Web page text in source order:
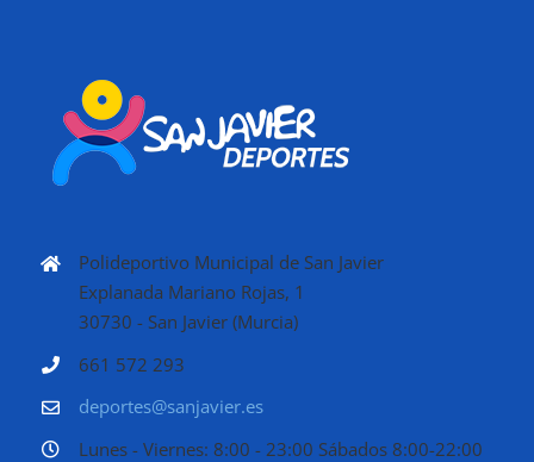
Polideportivo Municipal de San Javier
Explanada Mariano Rojas, 1
30730 - San Javier (Murcia)
661 572 293
deportes@sanjavier.es
Lunes - Viernes: 8:00 - 23:00 Sábados 8:00-22:00